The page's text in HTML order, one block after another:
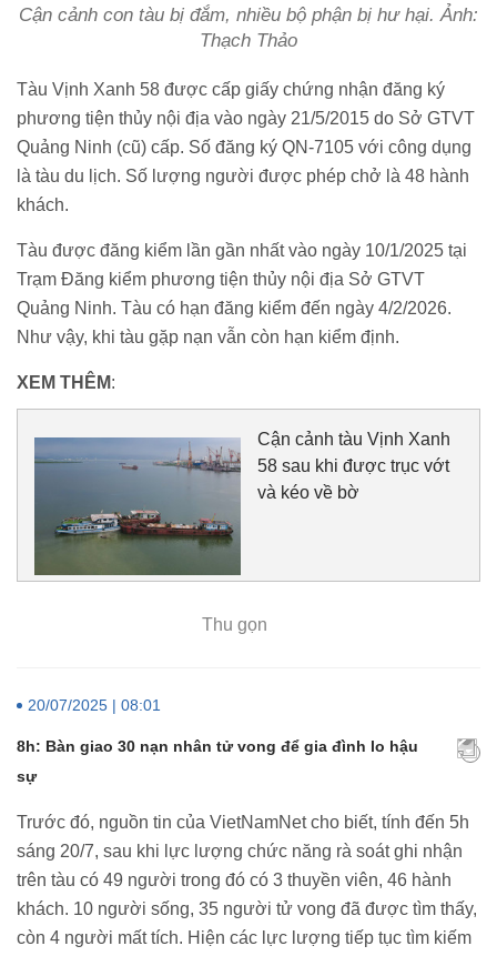
Cận cảnh con tàu bị đắm, nhiều bộ phận bị hư hại. Ảnh:
Thạch Thảo
Tàu Vịnh Xanh 58 được cấp giấy chứng nhận đăng ký
phương tiện thủy nội địa vào ngày 21/5/2015 do Sở GTVT
Quảng Ninh (cũ) cấp. Số đăng ký QN-7105 với công dụng
là tàu du lịch. Số lượng người được phép chở là 48 hành
khách.
Tàu được đăng kiểm lần gần nhất vào ngày 10/1/2025 tại
Trạm Đăng kiểm phương tiện thủy nội địa Sở GTVT
Quảng Ninh. Tàu có hạn đăng kiểm đến ngày 4/2/2026.
Như vậy, khi tàu gặp nạn vẫn còn hạn kiểm định.
XEM THÊM:
Cận cảnh tàu Vịnh Xanh
58 sau khi được trục vớt
và kéo về bờ
Thu gọn
20/07/2025 | 08:01
8h: Bàn giao 30 nạn nhân tử vong để gia đình lo hậu
sự
Trước đó, nguồn tin của VietNamNet cho biết, tính đến 5h
sáng 20/7, sau khi lực lượng chức năng rà soát ghi nhận
trên tàu có 49 người trong đó có 3 thuyền viên, 46 hành
khách. 10 người sống, 35 người tử vong đã được tìm thấy,
còn 4 người mất tích. Hiện các lực lượng tiếp tục tìm kiếm